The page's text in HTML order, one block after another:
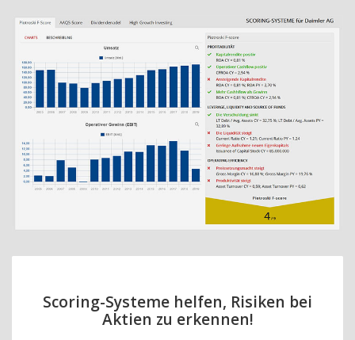
Scoring-Systeme helfen, Risiken bei
Aktien zu erkennen!